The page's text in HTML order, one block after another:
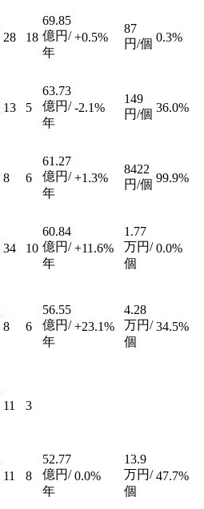
28 18
69.85
億円/
年
+0.5%
87
円/個 0.3%
13 5
63.73
億円/
年
-2.1%
149
円/個 36.0%
8 6
61.27
億円/
年
+1.3%
8422
円/個 99.9%
34 10
60.84
億円/
年
+11.6%
1.77
万円/
個
0.0%
8 6
56.55
億円/
年
+23.1%
4.28
万円/
個
34.5%
11 3
11 8
52.77
億円/
年
0.0%
13.9
万円/
個
47.7%